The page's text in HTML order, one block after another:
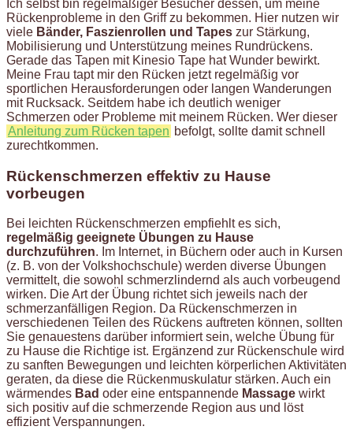
Ich selbst bin regelmäßiger Besucher dessen, um meine
Rückenprobleme in den Griff zu bekommen. Hier nutzen wir
viele Bänder, Faszienrollen und Tapes zur Stärkung,
Mobilisierung und Unterstützung meines Rundrückens.
Gerade das Tapen mit Kinesio Tape hat Wunder bewirkt.
Meine Frau tapt mir den Rücken jetzt regelmäßig vor
sportlichen Herausforderungen oder langen Wanderungen
mit Rucksack. Seitdem habe ich deutlich weniger
Schmerzen oder Probleme mit meinem Rücken. Wer dieser
Anleitung zum Rücken tapen befolgt, sollte damit schnell
zurechtkommen.
Rückenschmerzen effektiv zu Hause
vorbeugen
Bei leichten Rückenschmerzen empfiehlt es sich,
regelmäßig geeignete Übungen zu Hause
durchzuführen. Im Internet, in Büchern oder auch in Kursen
(z. B. von der Volkshochschule) werden diverse Übungen
vermittelt, die sowohl schmerzlindernd als auch vorbeugend
wirken. Die Art der Übung richtet sich jeweils nach der
schmerzanfälligen Region. Da Rückenschmerzen in
verschiedenen Teilen des Rückens auftreten können, sollten
Sie genauestens darüber informiert sein, welche Übung für
zu Hause die Richtige ist. Ergänzend zur Rückenschule wird
zu sanften Bewegungen und leichten körperlichen Aktivitäten
geraten, da diese die Rückenmuskulatur stärken. Auch ein
wärmendes Bad oder eine entspannende Massage wirkt
sich positiv auf die schmerzende Region aus und löst
effizient Verspannungen.